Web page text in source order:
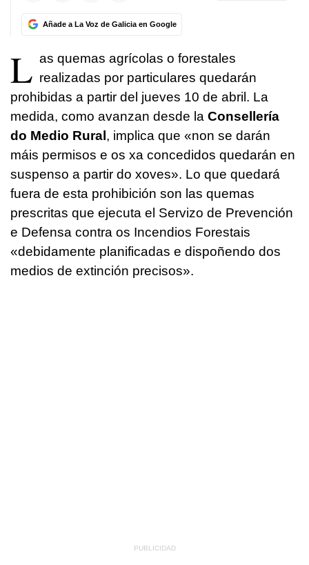
Añade a La Voz de Galicia en Google
L as quemas agrícolas o forestales
realizadas por particulares quedarán
prohibidas a partir del jueves 10 de abril. La
medida, como avanzan desde la Consellería
do Medio Rural, implica que «non se darán
máis permisos e os xa concedidos quedarán en
suspenso a partir do xoves». Lo que quedará
fuera de esta prohibición son las quemas
prescritas que ejecuta el Servizo de Prevención
e Defensa contra os Incendios Forestais
«debidamente planificadas e dispoñendo dos
medios de extinción precisos».